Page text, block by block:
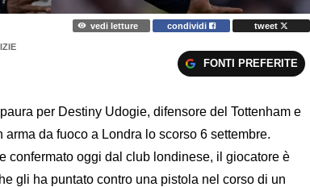
vedi letture condividi tweet
FONTI PREFERITE
per Destiny Udogie, difensore del Tottenham e
da fuoco a Londra lo scorso 6 settembre.
confermato oggi dal club londinese, il giocatore è
gli ha puntato contro una pistola nel corso di un